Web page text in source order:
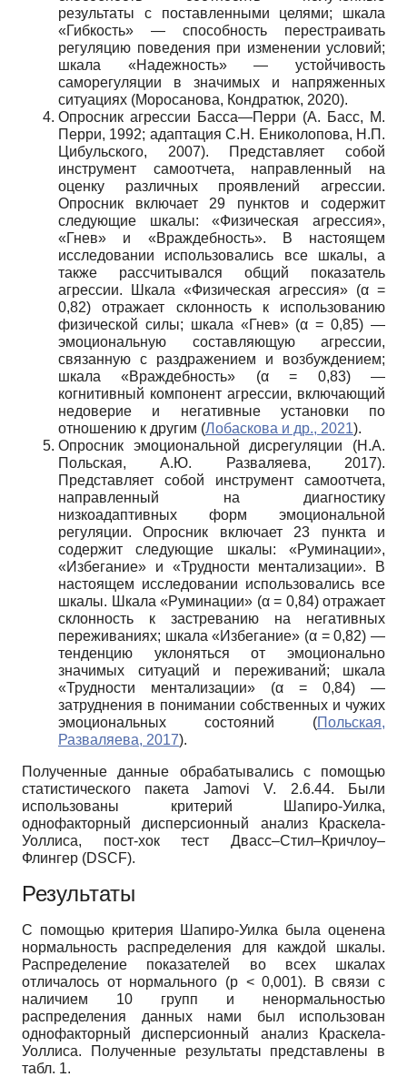
результаты с поставленными целями; шкала
«Гибкость» — способность перестраивать
регуляцию поведения при изменении условий;
шкала «Надежность» — устойчивость
саморегуляции в значимых и напряженных
ситуациях (Моросанова, Кондратюк, 2020).
Опросник агрессии Басса—Перри (А. Басс, М.
Перри, 1992; адаптация С.Н. Ениколопова, Н.П.
Цибульского, 2007). Представляет собой
инструмент самоотчета, направленный на
оценку различных проявлений агрессии.
Опросник включает 29 пунктов и содержит
следующие шкалы: «Физическая агрессия»,
«Гнев» и «Враждебность». В настоящем
исследовании использовались все шкалы, а
также рассчитывался общий показатель
агрессии. Шкала «Физическая агрессия» (α =
0,82) отражает склонность к использованию
физической силы; шкала «Гнев» (α = 0,85) —
эмоциональную составляющую агрессии,
связанную с раздражением и возбуждением;
шкала «Враждебность» (α = 0,83) —
когнитивный компонент агрессии, включающий
недоверие и негативные установки по
отношению к другим (Лобаскова и др., 2021).
Опросник эмоциональной дисрегуляции (Н.А.
Польская, А.Ю. Разваляева, 2017).
Представляет собой инструмент самоотчета,
направленный на диагностику
низкоадаптивных форм эмоциональной
регуляции. Опросник включает 23 пункта и
содержит следующие шкалы: «Руминации»,
«Избегание» и «Трудности ментализации». В
настоящем исследовании использовались все
шкалы. Шкала «Руминации» (α = 0,84) отражает
склонность к застреванию на негативных
переживаниях; шкала «Избегание» (α = 0,82) —
тенденцию уклоняться от эмоционально
значимых ситуаций и переживаний; шкала
«Трудности ментализации» (α = 0,84) —
затруднения в понимании собственных и чужих
эмоциональных состояний (Польская,
Разваляева, 2017).
Полученные данные обрабатывались с помощью
статистического пакета Jamovi V. 2.6.44. Были
использованы критерий Шапиро-Уилка,
однофакторный дисперсионный анализ Краскела-
Уоллиса, пост-хок тест Двасс–Стил–Кричлоу–
Флингер (DSCF).
Результаты
С помощью критерия Шапиро-Уилка была оценена
нормальность распределения для каждой шкалы.
Распределение показателей во всех шкалах
отличалось от нормального (p < 0,001). В связи с
наличием 10 групп и ненормальностью
распределения данных нами был использован
однофакторный дисперсионный анализ Краскела-
Уоллиса. Полученные результаты представлены в
табл. 1.